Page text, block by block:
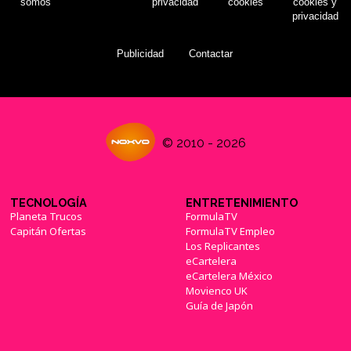
Square Enix anuncia un evento para 'Final
'Final Fantasy XIV' se renueva con una vuelta a
los orígenes
privacidad
Publicidad Contactar
© 2010 - 2026
TECNOLOGÍA
Planeta Trucos
Capitán Ofertas
ENTRETENIMIENTO
FormulaTV
FormulaTV Empleo
Los Replicantes
eCartelera
eCartelera México
Movienco UK
Guía de Japón